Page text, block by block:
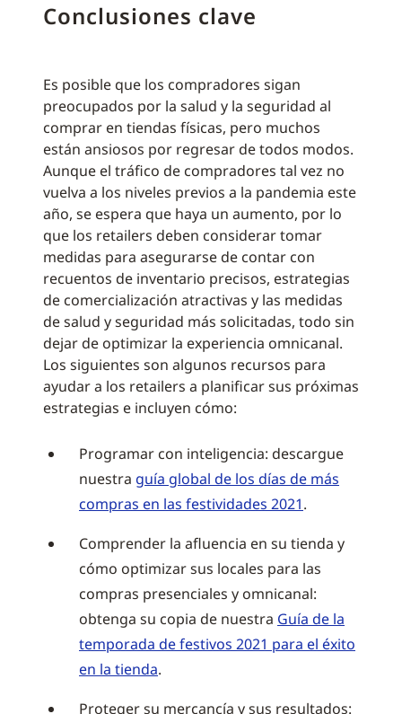
Conclusiones clave
Es posible que los compradores sigan
preocupados por la salud y la seguridad al
comprar en tiendas físicas, pero muchos
están ansiosos por regresar de todos modos.
Aunque el tráfico de compradores tal vez no
vuelva a los niveles previos a la pandemia este
año, se espera que haya un aumento, por lo
que los retailers deben considerar tomar
medidas para asegurarse de contar con
recuentos de inventario precisos, estrategias
de comercialización atractivas y las medidas
de salud y seguridad más solicitadas, todo sin
dejar de optimizar la experiencia omnicanal.
Los siguientes son algunos recursos para
ayudar a los retailers a planificar sus próximas
estrategias e incluyen cómo:
Programar con inteligencia: descargue
nuestra guía global de los días de más
compras en las festividades 2021.
Comprender la afluencia en su tienda y
cómo optimizar sus locales para las
compras presenciales y omnicanal:
obtenga su copia de nuestra Guía de la
temporada de festivos 2021 para el éxito
en la tienda.
Proteger su mercancía y sus resultados: